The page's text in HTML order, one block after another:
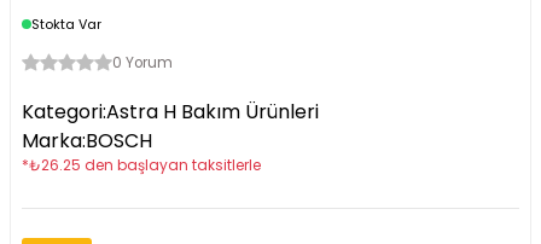
Stokta Var
0 Yorum
Kategori:Astra H Bakım Ürünleri
Marka:BOSCH
*₺26.25 den başlayan taksitlerle